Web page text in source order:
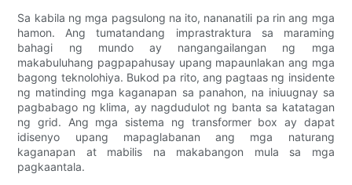
Sa kabila ng mga pagsulong na ito, nananatili pa rin ang mga
hamon. Ang tumatandang imprastraktura sa maraming
bahagi ng mundo ay nangangailangan ng mga
makabuluhang pagpapahusay upang mapaunlakan ang mga
bagong teknolohiya. Bukod pa rito, ang pagtaas ng insidente
ng matinding mga kaganapan sa panahon, na iniuugnay sa
pagbabago ng klima, ay nagdudulot ng banta sa katatagan
ng grid. Ang mga sistema ng transformer box ay dapat
idisenyo upang mapaglabanan ang mga naturang
kaganapan at mabilis na makabangon mula sa mga
pagkaantala.